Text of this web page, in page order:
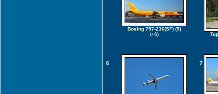
Boeing 757-236(SF) (9)
(+6)
6 7